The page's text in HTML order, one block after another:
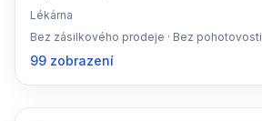
Lékárna
Bez zásilkového prodeje · Bez pohotovosti
99 zobrazení